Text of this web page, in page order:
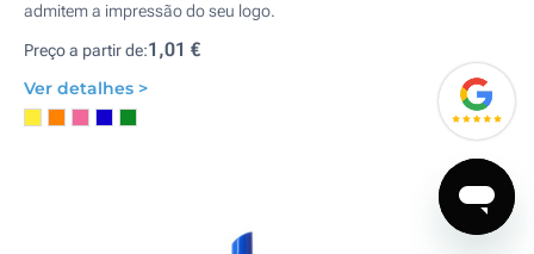
admitem a impressão do seu logo.
Preço a partir de:1,01 €
Ver detalhes >